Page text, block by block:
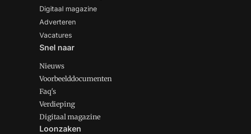
Digitaal magazine
Adverteren
Vacatures
Snel naar
Nieuws
Voorbeelddocumenten
Faq's
Verdieping
Digitaal magazine
Loonzaken